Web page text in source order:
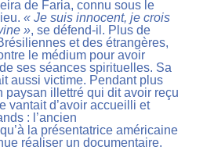
de Faria, connu sous le
« Je suis innocent, je crois
», se défend-il. Plus de
et des étrangères,
le médium pour avoir
ses séances spirituelles. Sa
aussi victime. Pendant plus
paysan illettré qui dit avoir reçu
vantait d’avoir accueilli et
: l’ancien
la présentatrice américaine
réaliser un documentaire.